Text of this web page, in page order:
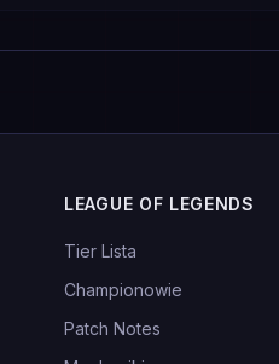
LEAGUE OF LEGENDS
Tier Lista
Championowie
Patch Notes